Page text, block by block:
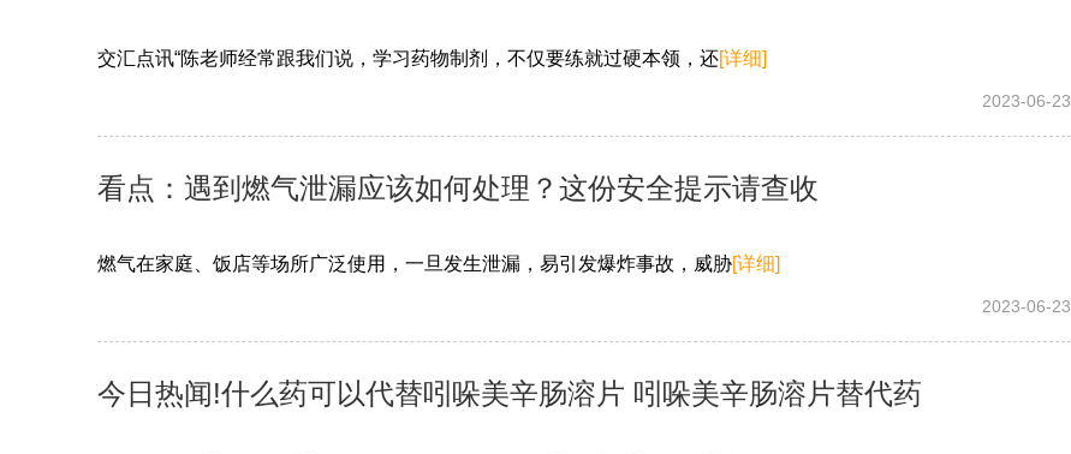
交汇点讯“陈老师经常跟我们说，学习药物制剂，不仅要练就过硬本领，还[详细]
2023-06-23
看点：遇到燃气泄漏应该如何处理？这份安全提示请查收
燃气在家庭、饭店等场所广泛使用，一旦发生泄漏，易引发爆炸事故，威胁[详细]
2023-06-23
今日热闻!什么药可以代替吲哚美辛肠溶片 吲哚美辛肠溶片替代药